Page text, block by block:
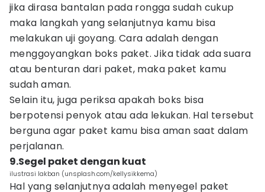
jika dirasa bantalan pada rongga sudah cukup
maka langkah yang selanjutnya kamu bisa
melakukan uji goyang. Cara adalah dengan
menggoyangkan boks paket. Jika tidak ada suara
atau benturan dari paket, maka paket kamu
sudah aman.
Selain itu, juga periksa apakah boks bisa
berpotensi penyok atau ada lekukan. Hal tersebut
berguna agar paket kamu bisa aman saat dalam
perjalanan.
9.Segel paket dengan kuat
ilustrasi lakban (unsplash.com/kellysikkema)
Hal yang selanjutnya adalah menyegel paket